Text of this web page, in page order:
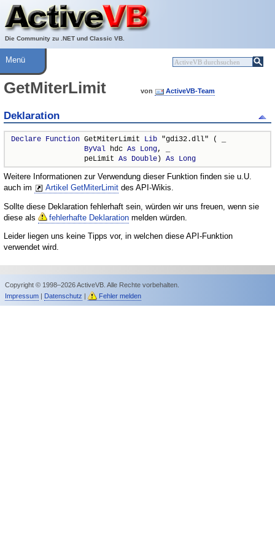
Die Community zu .NET und Classic VB.
Über ActiveVB
Hilfe
Menü
GetMiterLimit von ActiveVB-Team
Deklaration
Declare Function GetMiterLimit Lib "gdi32.dll" ( _
ByVal hdc As Long, _
                 peLimit
As Double) As Long
Weitere Informationen zur Verwendung dieser Funktion finden sie u.U.
auch im
Artikel GetMiterLimit des API-Wikis.
Sollte diese Deklaration fehlerhaft sein, würden wir uns freuen, wenn sie
diese als
fehlerhafte Deklaration melden würden.
Leider liegen uns keine Tipps vor, in welchen diese API-Funktion
verwendet wird.
Copyright © 1998–2026 ActiveVB. Alle Rechte vorbehalten.
Impressum| Datenschutz | Fehler melden